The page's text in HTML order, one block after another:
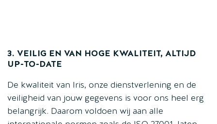
3. VEILIG EN VAN HOGE KWALITEIT, ALTIJD
UP-TO-DATE
De kwaliteit van Iris, onze dienstverlening en de
veiligheid van jouw gegevens is voor ons heel erg
belangrijk. Daarom voldoen wij aan alle